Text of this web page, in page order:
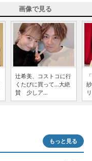
画像で見る
辻希美、コストコに行
くたびに買って...大絶
賛 少しア...
もっと見る